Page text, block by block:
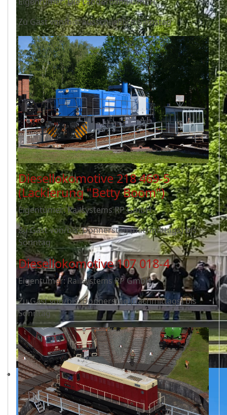
Zu Gast von/bis: ausschließlich Samstag
Diesellokomotive 218 469-5
(Lackierung "Betty Boom")
Eigentümer: Railsystems RP GmbH
Zu Gast von/bis: Donnerstag (nachmittags) bis
Sonntag
Diesellokomotive 107 018-4
Eigentümer: Railsystems RP GmbH
Zu Gast von/bis: Donnerstag (nachmittags) bis
Sonntag